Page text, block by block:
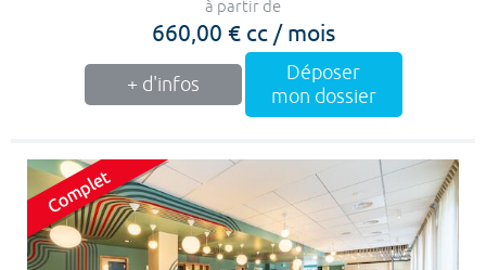
à partir de
660,00 € cc / mois
+ d'infos
Déposer
mon dossier